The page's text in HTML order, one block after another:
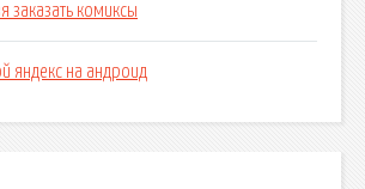
заказать комиксы
яндекс на андроид